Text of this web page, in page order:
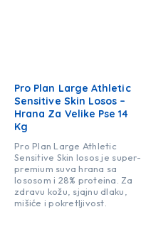
Pro Plan Large Athletic
Sensitive Skin Losos –
Hrana Za Velike Pse 14
Kg
Pro Plan Large Athletic
Sensitive Skin losos je super-
premium suva hrana sa
lososom i 28% proteina. Za
zdravu kožu, sjajnu dlaku,
mišiće i pokretljivost.